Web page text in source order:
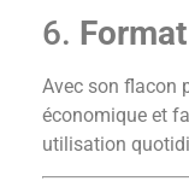
6.
Avec son flacon
économique et
utilisation